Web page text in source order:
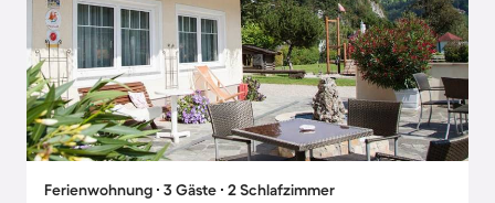
Ferienwohnung ∙ 3 Gäste ∙ 2 Schlafzimmer